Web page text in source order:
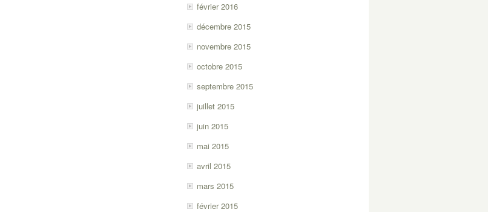
février 2016
décembre 2015
novembre 2015
octobre 2015
septembre 2015
juillet 2015
juin 2015
mai 2015
avril 2015
mars 2015
février 2015